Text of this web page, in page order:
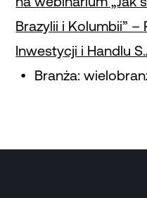
Brazylii i Kolumbii” –
Inwestycji i Handlu
Branża: